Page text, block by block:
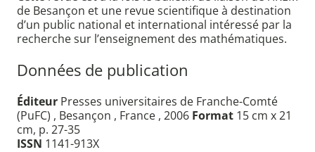
de Besançon et une revue scientifique à destination
d’un public national et international intéressé par la
recherche sur l’enseignement des mathématiques.
Données de publication
Éditeur Presses universitaires de Franche-Comté
(PuFC) , Besançon , France , 2006 Format 15 cm x 21
cm, p. 27-35
ISSN 1141-913X